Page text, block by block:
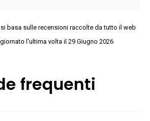
basa sulle recensioni raccolte da tutto il web
l'ultima volta il 29 Giugno 2026
frequenti